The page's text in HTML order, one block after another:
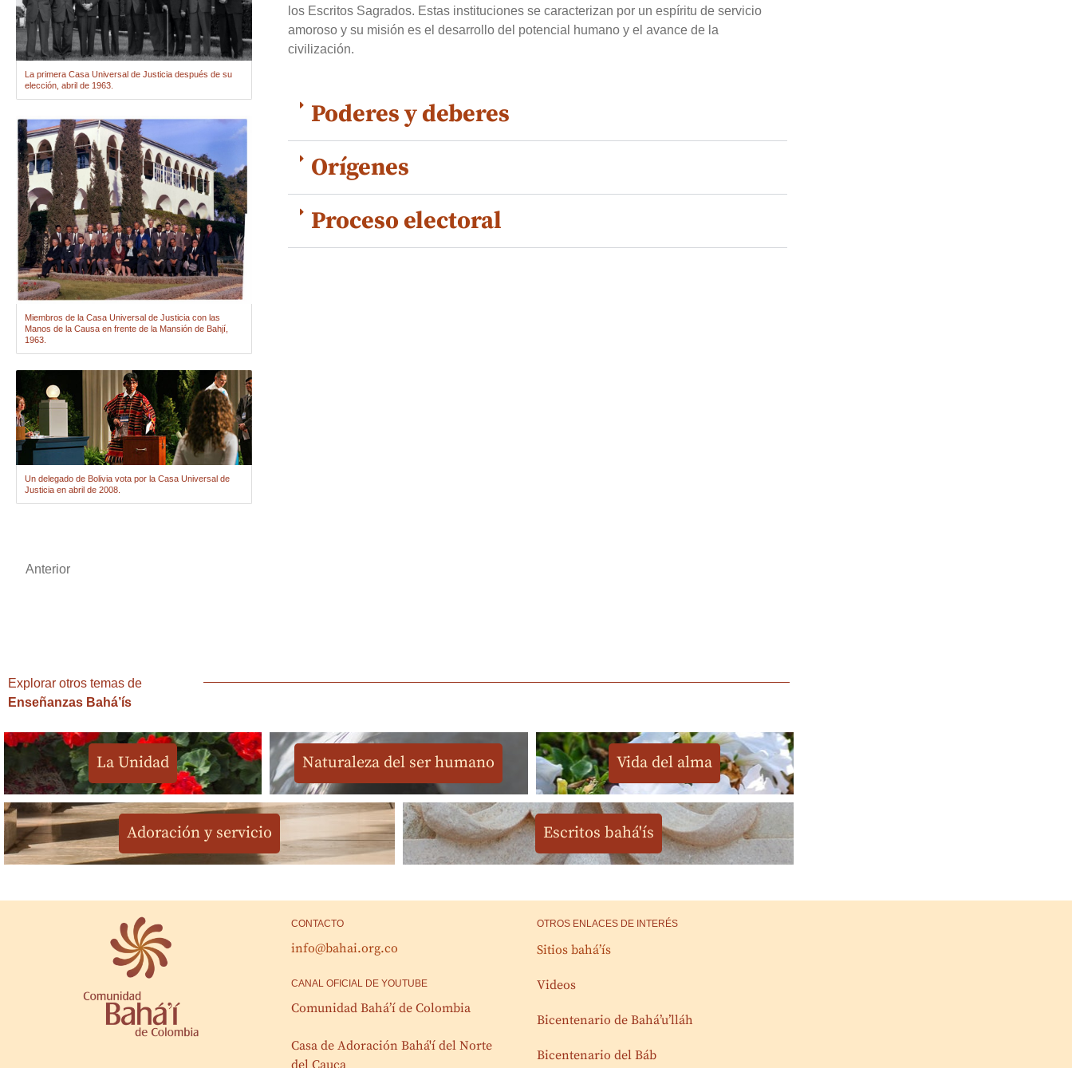
La primera Casa Universal de Justicia después de su
elección, abril de 1963.
Miembros de la Casa Universal de Justicia con las
Manos de la Causa en frente de la Mansión de Bahjí,
1963.
Un delegado de Bolivia vota por la Casa Universal de
Justicia en abril de 2008.
los Escritos Sagrados. Estas instituciones se caracterizan por un espíritu de servicio
amoroso y su misión es el desarrollo del potencial humano y el avance de la
civilización.
Poderes y deberes
Orígenes
Proceso electoral
Anterior
Explorar otros temas de
Enseñanzas Bahá’ís
La Unidad Naturaleza del ser humano Vida del alma
Adoración y servicio Escritos bahá'ís
CONTACTO
info@bahai.org.co
CANAL OFICIAL DE YOUTUBE
Comunidad Bahá’í de Colombia
Casa de Adoración Bahá'í del Norte
OTROS ENLACES DE INTERÉS
Sitios bahá’ís
Videos
Bicentenario de Bahá’u’lláh
Bicentenario del Báb